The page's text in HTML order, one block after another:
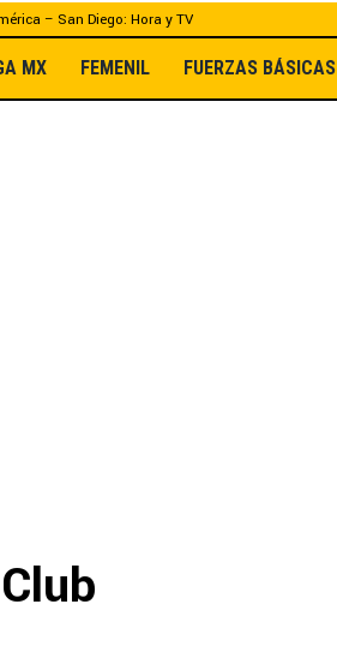
– San Diego: Hora y TV
MX FEMENIL FUERZAS BÁSICAS